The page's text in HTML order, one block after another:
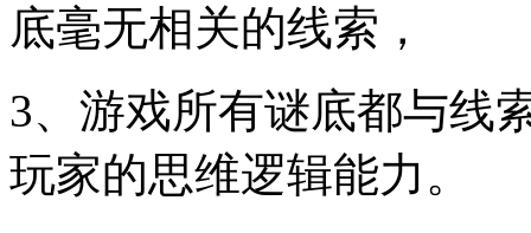
底毫无相关的线索，
3、游戏所有谜底都与线
玩家的思维逻辑能力。